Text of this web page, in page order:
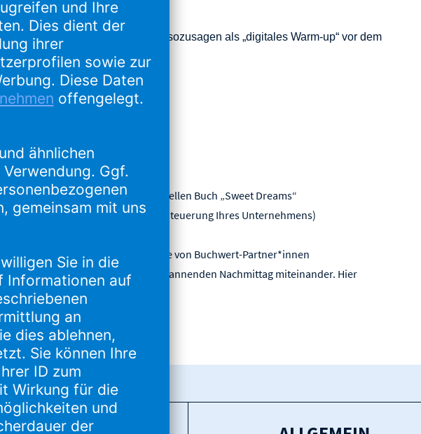
. Nutzen Sie die Gelegenheit – sozusagen als „digitales Warm-up“ vor dem
und Kollegen auszutauschen.
zur Veranstaltung)
Buchwert)
in die 80er mit seinem aktuellen Buch „Sweet Dreams“
(ein neues Tool zur Steuerung Ihres Unternehmens)
Zeiten” – Erfolgreiche Beispiele von Buchwert-Partner*innen
freuen uns auf Sie und einen spannenden Nachmittag miteinander. Hier